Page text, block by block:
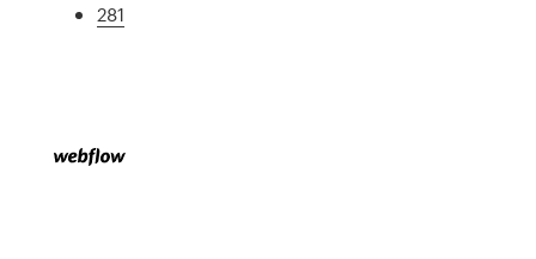
281